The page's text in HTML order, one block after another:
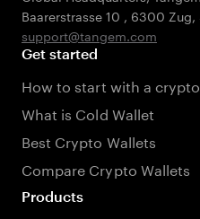
Baarerstrasse 10 , 6300 Zug,
support@tangem.com
Get started
How to start with a crypto
What is Cold Wallet
Best Crypto Wallets
Compare Crypto Wallets
Products